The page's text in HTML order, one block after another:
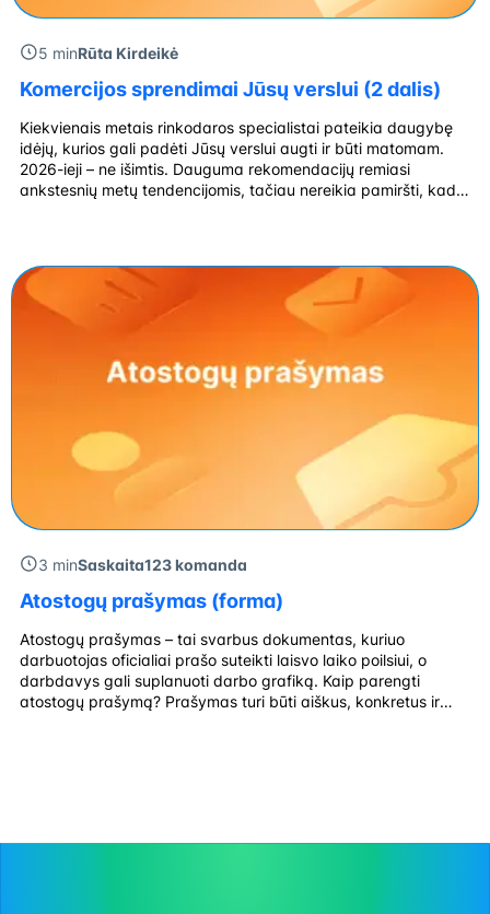
5 minRūta Kirdeikė
Komercijos sprendimai Jūsų verslui (2 dalis)
Kiekvienais metais rinkodaros specialistai pateikia daugybę
idėjų, kurios gali padėti Jūsų verslui augti ir būti matomam.
2026-ieji – ne išimtis. Dauguma rekomendacijų remiasi
ankstesnių metų tendencijomis, tačiau nereikia pamiršti, kad
[…]
3 minSaskaita123 komanda
Atostogų prašymas (forma)
Atostogų prašymas – tai svarbus dokumentas, kuriuo
darbuotojas oficialiai prašo suteikti laisvo laiko poilsiui, o
darbdavys gali suplanuoti darbo grafiką. Kaip parengti
atostogų prašymą? Prašymas turi būti aiškus, konkretus ir